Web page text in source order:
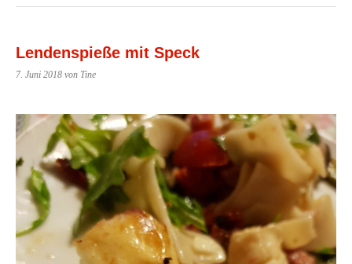
Lendenspieße mit Speck
7. Juni 2018 von Tine